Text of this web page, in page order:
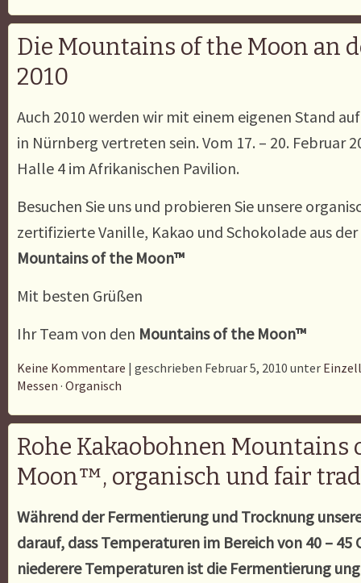
Die Mountains of the Moon an
2010
Auch 2010 werden wir mit einem eigenen Stand auf
in Nürnberg vertreten sein. Vom 17. – 20. Februar
Halle 4 im Afrikanischen Pavilion.
Besuchen Sie uns und probieren Sie unsere
zertifizierte Vanille, Kakao und Schokolade aus
Mountains of the Moon™
Mit besten Grüßen
Ihr Team von den Mountains of the Moon™
Keine Kommentare | geschrieben Februar 5, 2010 unter
Messen · Organisch
Rohe Kakaobohnen Mountains
Moon™, organisch und fair
Während der Fermentierung und Trocknung
darauf, dass Temperaturen im Bereich von 40 – 45
niederere Temperaturen ist die Fermentierung